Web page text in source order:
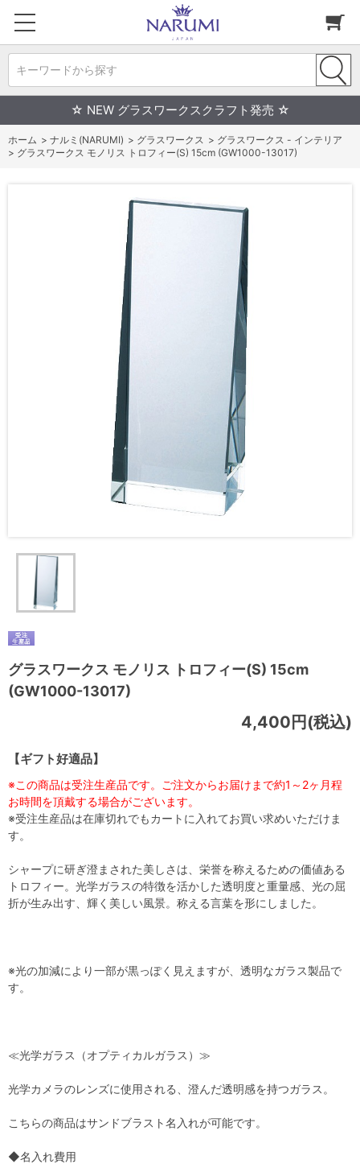
キーワードから探す
☆ NEW グラスワークスクラフト発売 ☆
ホーム > ナルミ(NARUMI) > グラスワークス > グラスワークス - インテリア
> グラスワークス モノリス トロフィー(S) 15cm (GW1000-13017)
グラスワークス モノリス トロフィー(S) 15cm
(GW1000-13017)
【ギフト好適品】
4,400円(税込)
※この商品は受注生産品です。ご注文からお届けまで約1～2ヶ月程
お時間を頂戴する場合がございます。
※受注生産品は在庫切れでもカートに入れてお買い求めいただけま
す。
シャープに研ぎ澄まされた美しさは、栄誉を称えるための価値ある
トロフィー。光学ガラスの特徴を活かした透明度と重量感、光の屈
折が生み出す、輝く美しい風景。称える言葉を形にしました。
※光の加減により一部が黒っぽく見えますが、透明なガラス製品で
す。
≪光学ガラス（オプティカルガラス）≫
光学カメラのレンズに使用される、澄んだ透明感を持つガラス。
こちらの商品はサンドブラスト名入れが可能です。
◆名入れ費用